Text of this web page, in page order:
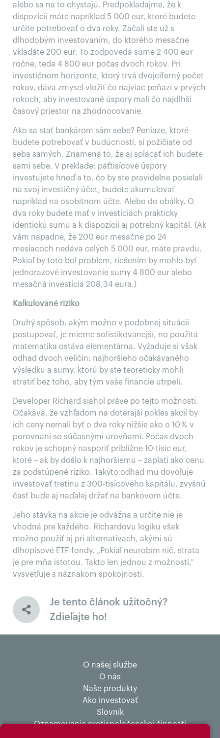
alebo sa na to chystajú. Predpokladajme, že k
dispozícii máte napríklad 5 000 eur, ktoré budete
určite potrebovať o dva roky. Začali ste už s
dlhodobým investovaním, do ktorého mesačne
vkladáte 200 eur. To zodpovedá sume 2 400 eur
ročne, teda 4 800 eur počas dvoch rokov. Pri
investičnom horizonte, ktorý trvá dvojciferný počet
rokov, dáva zmysel vložiť čo najviac peňazí v prvých
rokoch, aby investované úspory mali čo najdlhší
časový priestor na zhodnocovanie.
Ako sa stať bankárom sám sebe? Peniaze, ktoré
budete potrebovať v budúcnosti, si požičiate od
seba samých. Znamená to, že aj splácať ich budete
sami sebe. V preklade: päťtisícové úspory
investujete hneď a to, čo by ste pravidelne posielali
na svoj investičný účet, budete akumulovať
napríklad na osobitnom účte. Alebo do obálky. O
dva roky budete mať v investíciách prakticky
identickú sumu a k dispozícii aj potrebný kapitál. (Ak
vám napadne, že 200 eur mesačne po 24
mesiacoch nedáva celých 5 000 eur, máte pravdu.
Pokiaľ by toto bol problém, riešením by mohlo byť
jednorazové investovanie sumy 4 800 eur alebo
mesačná investícia 208,34 eura.)
Kalkulované riziko
Druhý spôsob, akým možno v podobnej situácii
postupovať, je mierne sofistikovanejší, no použitá
matematika ostáva elementárna. Vyžaduje si však
odhad dvoch veličín: najhoršieho očakávaného
výsledku a sumy, ktorú by ste teoreticky mohli
stratiť bez toho, aby tým vaše financie utrpeli.
Developer Richard siahol práve po tejto možnosti.
Očakáva, že vzhľadom na doterajší pokles akcií by
ich ceny nemali byť o dva roky nižšie ako o 10 % v
porovnaní so súčasnými úrovňami. Počas dvoch
rokov je schopný nasporiť približne 10-tisíc eur,
ktoré – ak by došlo k najhoršiemu – zaplatí ako cenu
za podstúpené riziko. Takýto odhad mu dovoľuje
investovať tretinu z 300-tisícového kapitálu, zvyšnú
časť bude aj naďalej držať na bankovom účte.
Jeho stávka na akcie je odvážna a určite nie je
vhodná pre každého. Richardovu logiku však
možno použiť aj pri alternatívach, akými sú
dlhopisové ETF fondy. „Pokiaľ neurobím nič, strata
je pre mňa istotou. Takto len jednou z možností,“
vysvetľuje s náznakom spokojnosti.
Je tento článok užitočný?
Zdieľajte ho!
O našej službe
O nás
Naše produkty
Ako investovať
Slovnik
Oznamovanie protispoločenskej činnosti